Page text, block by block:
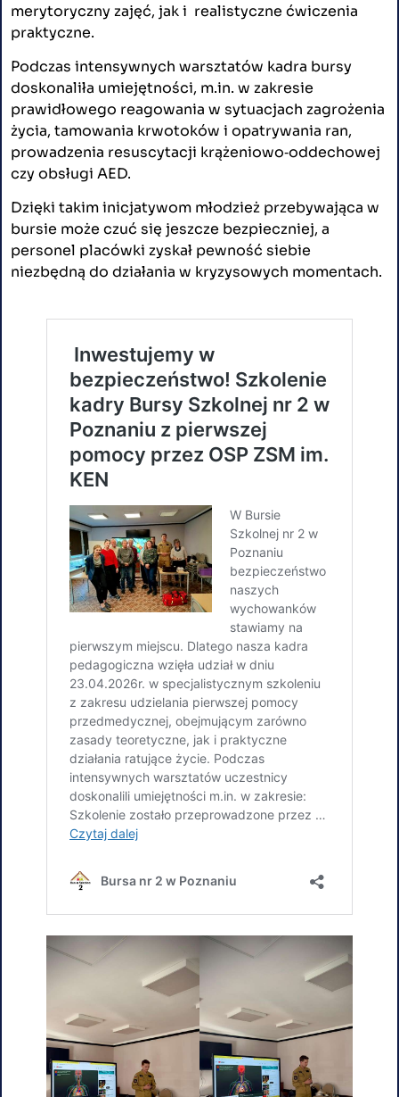
merytoryczny zajęć, jak i realistyczne ćwiczenia
praktyczne.
Podczas intensywnych warsztatów kadra bursy
doskonaliła umiejętności, m.in. w zakresie
prawidłowego reagowania w sytuacjach zagrożenia
życia, tamowania krwotoków i opatrywania ran,
prowadzenia resuscytacji krążeniowo‑oddechowej
czy obsługi AED.
Dzięki takim inicjatywom młodzież przebywająca w
bursie może czuć się jeszcze bezpieczniej, a
personel placówki zyskał pewność siebie
niezbędną do działania w kryzysowych momentach.